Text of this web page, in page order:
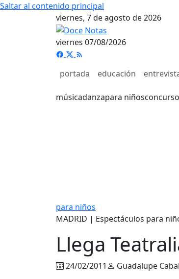
Saltar al contenido principal
viernes, 7 de agosto de 2026
viernes 07/08/2026
portada educación
músicadanzapara niños
para niños
MADRID | Espectáculos para
Llega
24/02/2011 Guadalupe